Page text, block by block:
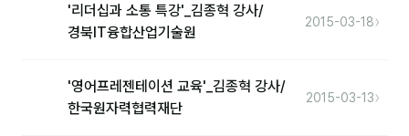
트렌드 리포트
'리더십과 소통 특강'_김종혁 강사/
경북IT융합산업기술원
2015-03-18›
'영어프레젠테이션 교육'_김종혁 강사/
한국원자력협력재단
2015-03-13›